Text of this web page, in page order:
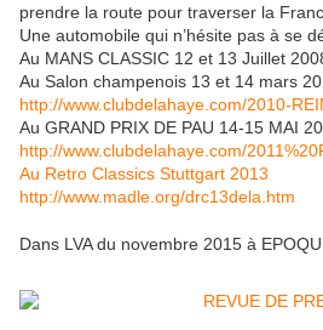
prendre la route pour traverser la
Une automobile qui n’hésite pas à se
Au MANS CLASSIC 12 et 13 Juillet
Au Salon champenois 13 et 14 mars
http://www.clubdelahaye.com/2010-
Au GRAND PRIX DE PAU 14-15 MAI
http://www.clubdelahaye.com/
Au Retro Classics Stuttgart 2013
http://www.madle.org/drc13dela.htm
Dans LVA du novembre 2015 à